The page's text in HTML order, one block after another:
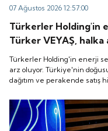
07 Ağustos 2026 12:57:00
Türkerler Holding'in
Türker VEYAŞ,
doğusunda 894 bin
ve perakende satış
Ağustos tarihleri
Türkerler Holding'in enerji
arz oluyor. Türkiye'nin
dağıtım ve perakende satış